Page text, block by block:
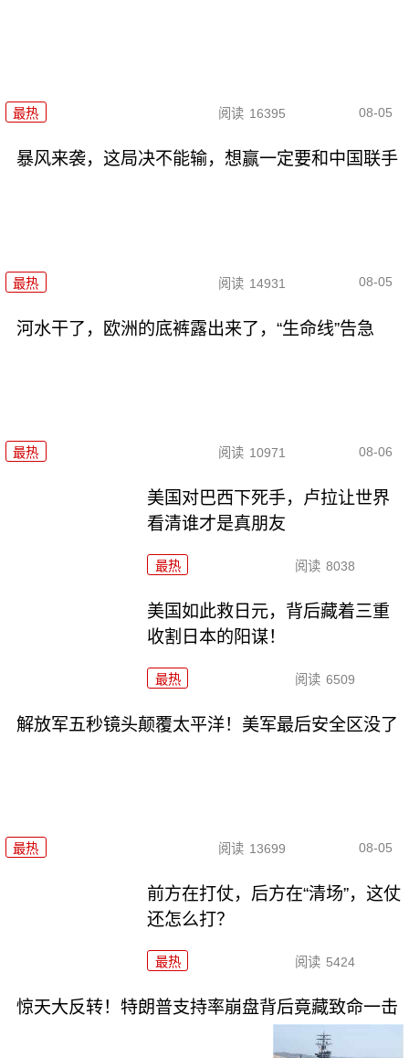
最热 阅读 16395 08-05
暴风来袭，这局决不能输，想赢一定要和中国联手
最热 阅读 14931 08-05
河水干了，欧洲的底裤露出来了，“生命线”告急
最热 阅读 10971 08-06
美国对巴西下死手，卢拉让世界
看清谁才是真朋友
最热 阅读 8038
美国如此救日元，背后藏着三重
收割日本的阳谋！
最热 阅读 6509
解放军五秒镜头颠覆太平洋！美军最后安全区没了
最热 阅读 13699 08-05
前方在打仗，后方在“清场”，这仗
还怎么打？
最热 阅读 5424
惊天大反转！特朗普支持率崩盘背后竟藏致命一击